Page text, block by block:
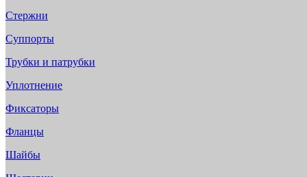
Стержни
Суппорты
Трубки и патрубки
Уплотнение
Фиксаторы
Фланцы
Шайбы